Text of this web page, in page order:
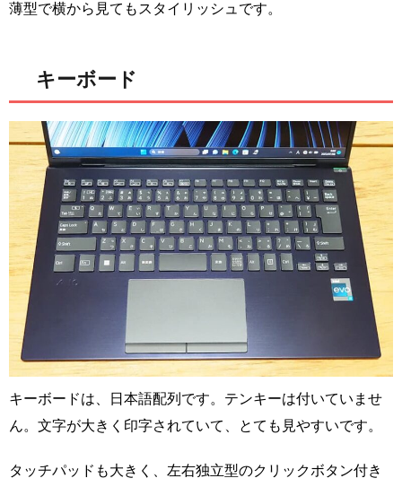
薄型で横から見てもスタイリッシュです。
キーボード
キーボードは、日本語配列です。テンキーは付いていませ
ん。文字が大きく印字されていて、とても見やすいです。
タッチパッドも大きく、左右独立型のクリックボタン付き